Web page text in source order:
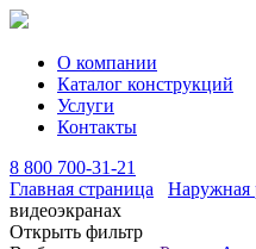
О компании
Каталог конструкций
Услуги
Контакты
8 800 700-31-21
Главная страница
Наружная
видеоэкранах
Открыть фильтр